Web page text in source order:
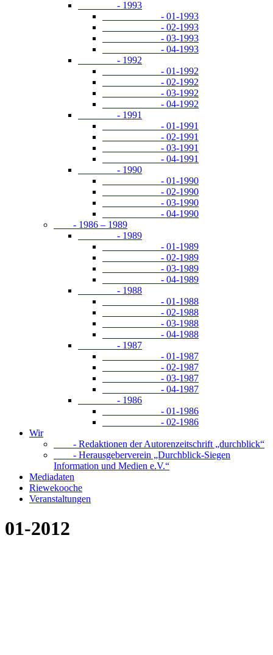
- 1993
- 01-1993
- 02-1993
- 03-1993
- 04-1993
- 1992
- 01-1992
- 02-1992
- 03-1992
- 04-1992
- 1991
- 01-1991
- 02-1991
- 03-1991
- 04-1991
- 1990
- 01-1990
- 02-1990
- 03-1990
- 04-1990
- 1986 – 1989
- 1989
- 01-1989
- 02-1989
- 03-1989
- 04-1989
- 1988
- 01-1988
- 02-1988
- 03-1988
- 04-1988
- 1987
- 01-1987
- 02-1987
- 03-1987
- 04-1987
- 1986
- 01-1986
- 02-1986
Wir
- Redaktionen der Autorenzeitschrift „durchblick“
- Herausgeberverein „Durchblick-Siegen
Information und Medien e.V.“
Mediadaten
Riewekooche
Veranstaltungen
01-2012